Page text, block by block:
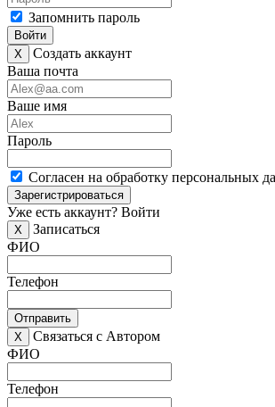
Запомнить пароль
Войти
X
Создать аккаунт
Ваша почта
Ваше имя
Пароль
Согласен на обработку персональных
Зарегистрироваться
Уже есть аккаунт? Войти
X
Записаться
ФИО
Телефон
Отправить
X
Связаться с Автором
ФИО
Телефон